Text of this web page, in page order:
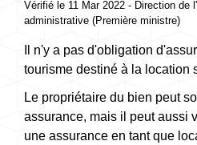
Vérifié le 11 Mar 2022 - Direction de
administrative (Première ministre)
Il n'y a pas d'obligation
tourisme destiné à la location
Le propriétaire du bien peut
assurance, mais il peut aussi
une assurance en tant que